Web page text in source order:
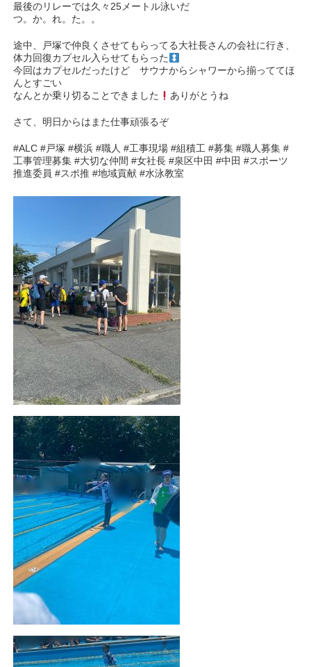
最後のリレーでは久々25メートル泳いだ
つ。か。れ。た。。
途中、戸塚で仲良くさせてもらってる大社長さんの会社に行き、
体力回復カプセル入らせてもらった‍
今回はカプセルだったけど サウナからシャワーから揃っててほ
んとすごい
なんとか乗り切ることできました
ありがとうね
さて、明日からはまた仕事頑張るぞ
#ALC #戸塚 #横浜 #職人 #工事現場 #組積工 #募集 #職人募集 #
工事管理募集 #大切な仲間 #女社長 #泉区中田 #中田 #スポーツ
推進委員 #スポ推 #地域貢献 #水泳教室